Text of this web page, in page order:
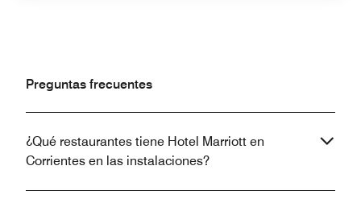
Preguntas frecuentes
¿Qué restaurantes tiene Hotel Marriott en
Corrientes en las instalaciones?